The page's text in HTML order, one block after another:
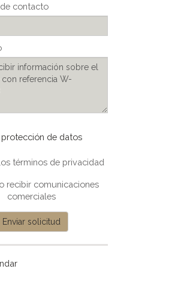
contacto
protección de datos
términos de privacidad
recibir comunicaciones
comerciales
Enviar solicitud